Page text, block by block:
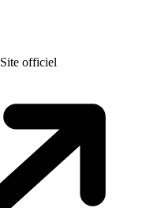
Site officiel